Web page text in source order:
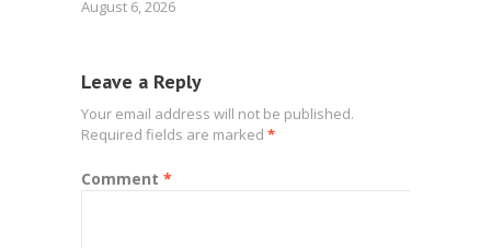
August 6, 2026
Leave a Reply
Your email address will not be published.
Required fields are marked *
Comment *